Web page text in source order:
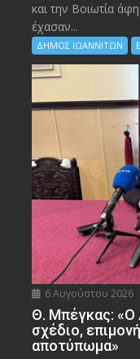
και την Bοιωτία
έχασαν...
ΔΗΜΟΣ ΙΩΑΝΝΙΤΩΝ
6 Αυγούστου 2026
Θ. Μπέγκας: «Ο
σχέδιο,
αποτύπωμα»